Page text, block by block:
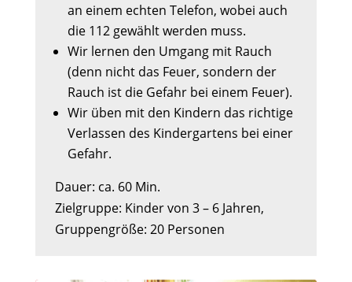
an einem echten Telefon, wobei auch
die 112 gewählt werden muss.
Wir lernen den Umgang mit Rauch
(denn nicht das Feuer, sondern der
Rauch ist die Gefahr bei einem Feuer).
Wir üben mit den Kindern das richtige
Verlassen des Kindergartens bei einer
Gefahr.
Dauer: ca. 60 Min.
Zielgruppe: Kinder von 3 – 6 Jahren,
Gruppengröße: 20 Personen